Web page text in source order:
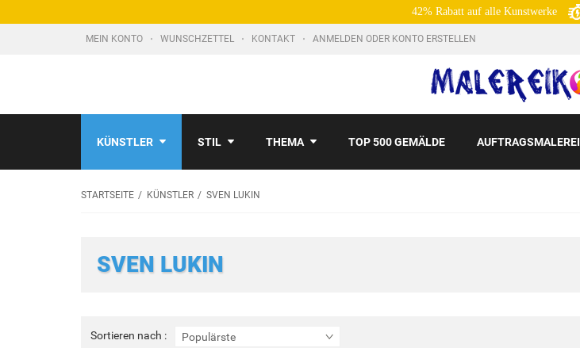
42% Rabatt auf alle Kunstwerke
MEIN KONTO WUNSCHZETTEL KONTAKT ANMELDEN ODER KONTO ERSTELLEN
KÜNSTLER STIL THEMA TOP 500 GEMÄLDE AUFTRAGSMALEREI
STARTSEITE KÜNSTLER SVEN LUKIN
SVEN LUKIN
Sortieren nach : Populärste
Sortieren
nach